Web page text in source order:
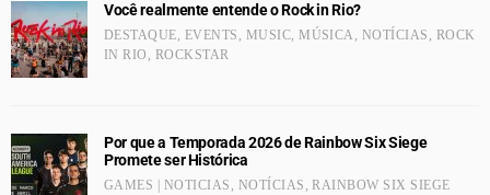
Você realmente entende o Rock in Rio?
DESTAQUE, EVENTS , MUSIC,MÚSICA , NOTÍCIAS , ROCK
IN RIO , ROCKSTAR
Por que a Temporada 2026 de Rainbow Six Siege
Promete ser Histórica
GAMES | NOTICIAS , NOTÍCIAS ,RAINBOW SIX SIEGE